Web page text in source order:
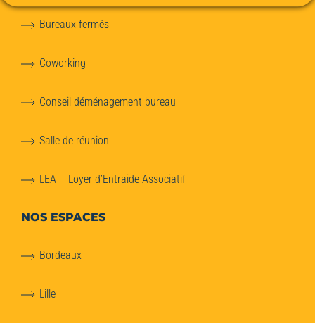
Bureaux fermés
Coworking
Conseil déménagement bureau
Salle de réunion
LEA – Loyer d’Entraide Associatif
NOS ESPACES
Bordeaux
Lille